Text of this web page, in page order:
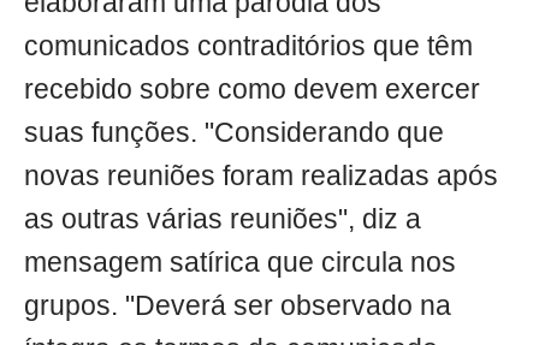
comunicados contraditórios que têm
recebido sobre como devem exercer
suas funções. "Considerando que
novas reuniões foram realizadas após
as outras várias reuniões", diz a
mensagem satírica que circula nos
grupos. "Deverá ser observado na